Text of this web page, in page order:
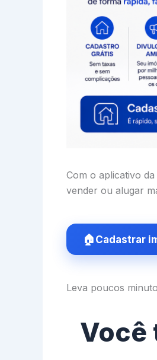
Com o aplicativo da
vender ou alugar
Cadastrar
Leva poucos
Você